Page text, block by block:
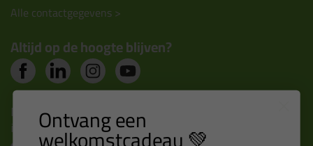
Alle contactgegevens >
Altijd op de hoogte blijven?
Nieuws, tips en exclusieve deals rechtstreeks in je
inbox Ontvang een